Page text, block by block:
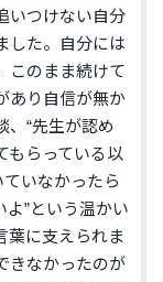
いつけない自分
した。自分には
このまま続けて
あり自信が無か
、“先生が認め
もらっている以
ていなかったら
よ”という温かい
葉に支えられま
きなかったのが